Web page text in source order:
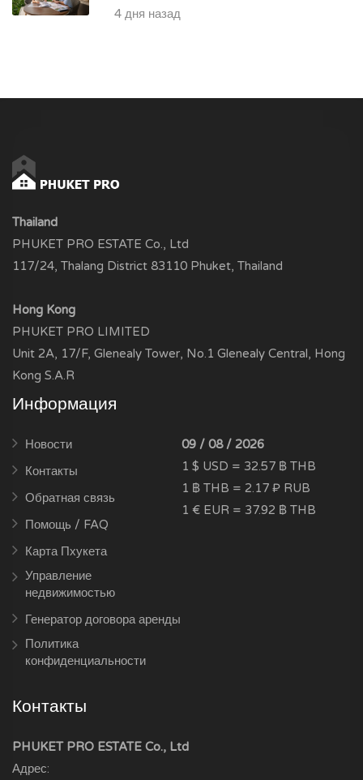
4 дня назад
Thailand
PHUKET PRO ESTATE Co., Ltd
117/24, Thalang District 83110 Phuket, Thailand
Hong Kong
PHUKET PRO LIMITED
Unit 2A, 17/F, Glenealy Tower, No.1 Glenealy Central, Hong
Kong S.A.R
Информация
Новости
Контакты
Обратная связь
Помощь / FAQ
Карта Пхукета
Управление
недвижимостью
Генератор договора аренды
Политика
конфиденциальности
09 / 08 / 2026
1 $ USD = 32.57 ฿ THB
1 ฿ THB = 2.17 ₽ RUB
1 € EUR = 37.92 ฿ THB
Контакты
PHUKET PRO ESTATE Co., Ltd
Адрес: